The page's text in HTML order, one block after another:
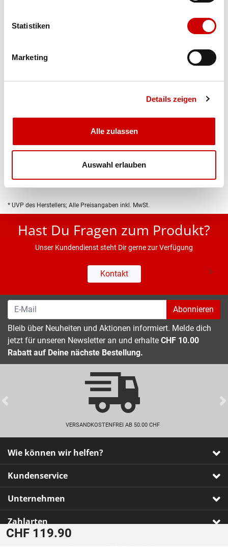
Statistiken
Marketing
Details zeigen
Alle zulassen
Auswahl erlauben
CHF 119.90
portofrei
Produktbeschreibung
Eigenschaften
* UVP des Herstellers; Alle Preisangaben inkl. MwSt.
Hast Du Fragen zum Produkt?
Unser Kundendienst steht Dir gerne zur Verfügung
Kontakt
Abonnieren
Bleib über Neuheiten und Aktionen informiert. Melde dich
jetzt für unseren Newsletter an und erhalte CHF 10.00
Rabatt auf Deine nächste Bestellung.
VERSANDKOSTENFREI AB 50.00 CHF
Previous
Wie können wir helfen?
Kundenservice
Unternehmen
Zahlarten